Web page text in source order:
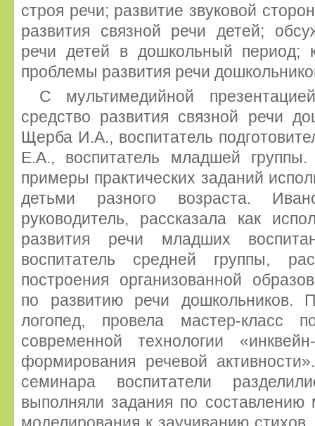
строя речи; развитие звуковой
развития связной речи детей;
речи детей в дошкольный период;
проблемы развития речи
С мультимедийной
средство развития связной речи
Щерба И.А., воспитатель
Е.А., воспитатель младшей
примеры практических заданий
детьми разного возраста.
руководитель, рассказала как
развития речи младших
воспитатель средней группы,
построения организованной
по развитию речи дошкольников.
логопед, провела мастер-класс
современной технологии
формирования речевой
семинара воспитатели
выполняли задания по составлению